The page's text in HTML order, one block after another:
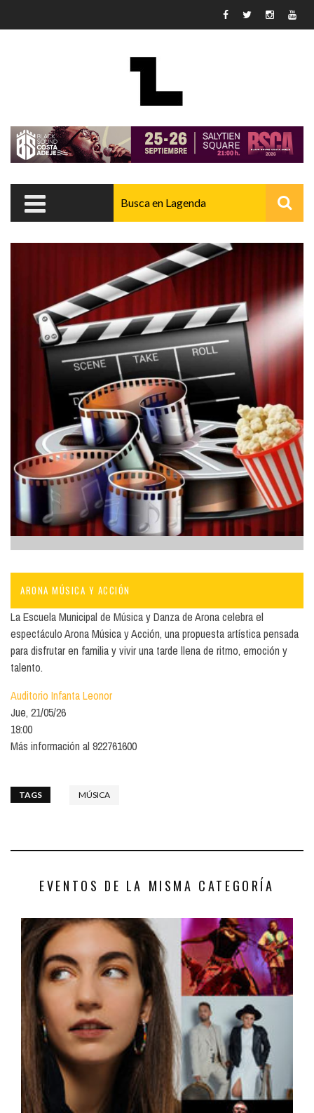
ARONA MÚSICA Y ACCIÓN
La Escuela Municipal de Música y Danza de Arona celebra el
espectáculo Arona Música y Acción, una propuesta artística pensada
para disfrutar en familia y vivir una tarde llena de ritmo, emoción y
talento.
Auditorio Infanta Leonor
Jue, 21/05/26
19:00
Más información al 922761600
TAGS MÚSICA
EVENTOS DE LA MISMA CATEGORÍA